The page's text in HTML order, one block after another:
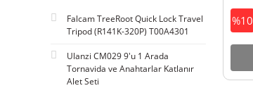
Falcam TreeRoot Quick Lock Travel
Tripod (R141K-320P) T00A4301
Ulanzi CM029 9'u 1 Arada
Tornavida ve Anahtarlar Katlanır
Alet Seti
%10